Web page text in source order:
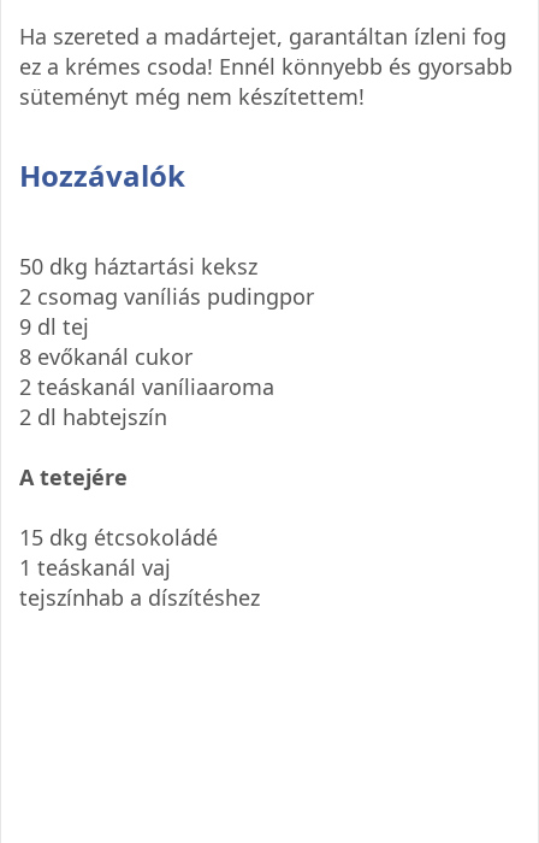
Ha szereted a madártejet, garantáltan ízleni fog
ez a krémes csoda! Ennél könnyebb és gyorsabb
süteményt még nem készítettem!
Hozzávalók
50 dkg háztartási keksz
2 csomag vaníliás pudingpor
9 dl tej
8 evőkanál cukor
2 teáskanál vaníliaaroma
2 dl habtejszín
A tetejére
15 dkg étcsokoládé
1 teáskanál vaj
tejszínhab a díszítéshez